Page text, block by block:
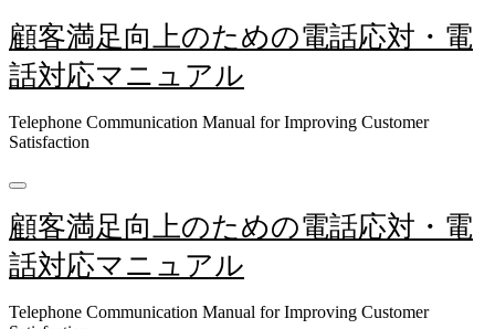
内
容
を
キ
ッ
顧客満足向上のための電話応対・電
話対応マニュアル
Telephone Communication Manual for Improving Customer
Satisfaction
顧客満足向上のための電話応対・電
話対応マニュアル
Telephone Communication Manual for Improving Customer